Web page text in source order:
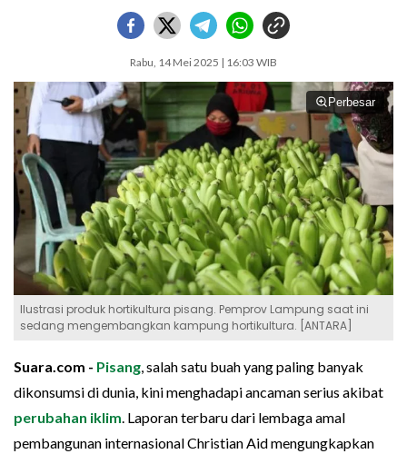
Rabu, 14 Mei 2025 | 16:03 WIB
Perbesar
Ilustrasi produk hortikultura pisang. Pemprov Lampung saat ini
sedang mengembangkan kampung hortikultura. [ANTARA]
Suara.com - Pisang , salah satu buah yang paling banyak
dikonsumsi di dunia, kini menghadapi ancaman serius akibat
perubahan iklim . Laporan terbaru dari lembaga amal
pembangunan internasional Christian Aid mengungkapkan